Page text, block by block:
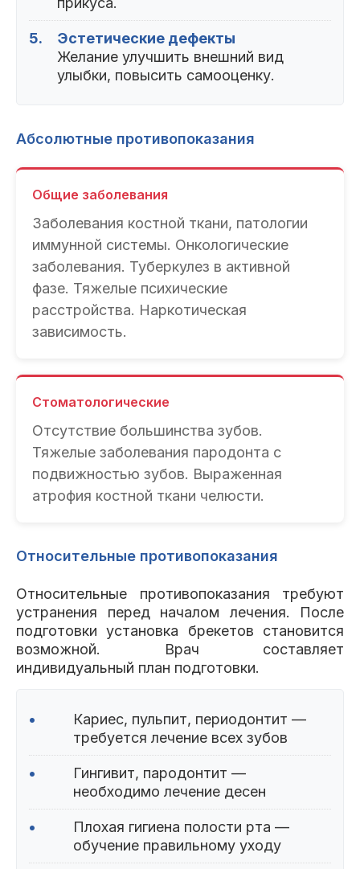
5.
Эстетические дефекты
Желание улучшить внешний вид
улыбки, повысить самооценку.
Абсолютные противопоказания
Общие заболевания
Заболевания костной ткани, патологии
иммунной системы. Онкологические
заболевания. Туберкулез в активной
фазе. Тяжелые психические
расстройства. Наркотическая
зависимость.
Стоматологические
Отсутствие большинства зубов.
Тяжелые заболевания пародонта с
подвижностью зубов. Выраженная
атрофия костной ткани челюсти.
Относительные противопоказания
Относительные противопоказания требуют
устранения перед началом лечения. После
подготовки установка брекетов становится
возможной. Врач составляет
индивидуальный план подготовки.
•
Кариес, пульпит, периодонтит —
требуется лечение всех зубов
•
Гингивит, пародонтит —
необходимо лечение десен
•
Плохая гигиена полости рта —
обучение правильному уходу